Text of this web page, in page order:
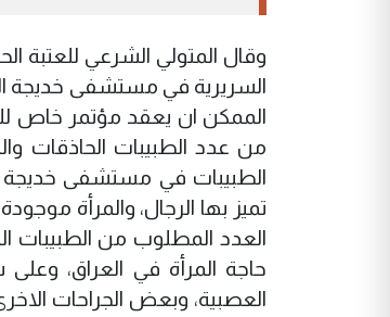
وقال المتولي الشرعي للعتبة
السريرية في مستشفى خديجة
الممكن ان يعقد مؤتمر خاص
من عدد الطبيبات الحاذقات
الطبيبات في مستشفى
تميز بها الرجال، والمرأة
العدد المطلوب من الطبيبات
حاجة المرأة في العراق،
العصبية، وبعض الجراحات